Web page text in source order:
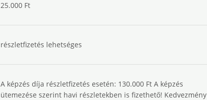
25.000 Ft
részletfizetés lehetséges
A képzés díja részletfizetés esetén: 130.000 Ft A képzés
ütemezése szerint havi részletekben is fizethető! Kedvezmény